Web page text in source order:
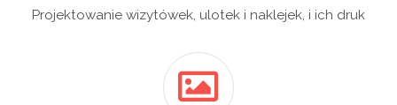
Projektowanie wizytówek, ulotek i naklejek, i ich druk